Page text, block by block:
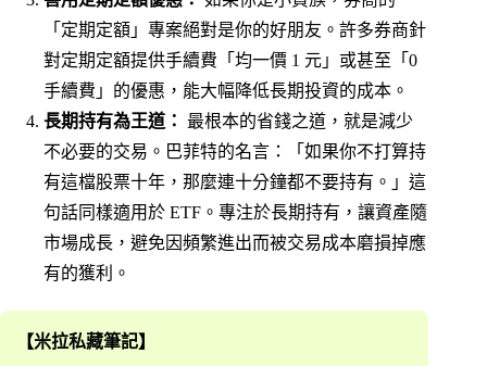
「定期定額」專案絕對是你的好朋友。許多券商針
對定期定額提供手續費「均一價 1 元」或甚至「0
手續費」的優惠，能大幅降低長期投資的成本。
長期持有為王道：
最根本的省錢之道，就是減少
不必要的交易。巴菲特的名言：「如果你不打算持
有這檔股票十年，那麼連十分鐘都不要持有。」這
句話同樣適用於 ETF。專注於長期持有，讓資產隨
市場成長，避免因頻繁進出而被交易成本磨損掉應
有的獲利。
【米拉私藏筆記】